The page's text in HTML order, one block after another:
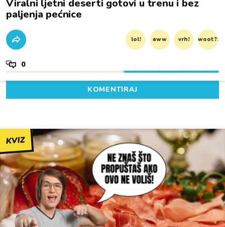
Viralni ljetni deserti gotovi u trenu i bez
paljenja pećnice
lol! aww vrh! woot?!
0
KOMENTIRAJ
KVIZ